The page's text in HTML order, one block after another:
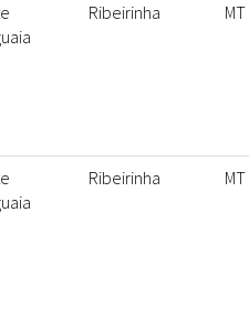
Ribeirinha MT
Ribeirinha MT